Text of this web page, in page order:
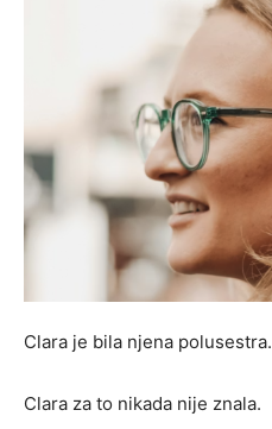
Clara je bila njena polusestra.
Clara za to nikada nije znala.